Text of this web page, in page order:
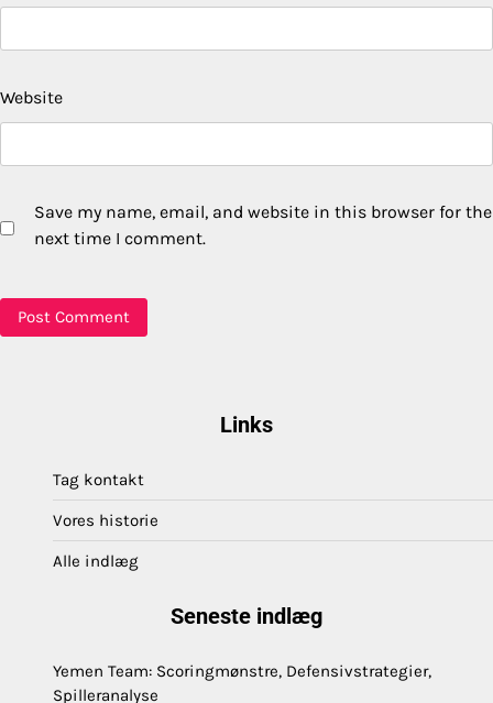
Website
Save my name, email, and website in this browser for the
next time I comment.
Links
Tag kontakt
Vores historie
Alle indlæg
Seneste indlæg
Yemen Team: Scoringmønstre, Defensivstrategier,
Spilleranalyse